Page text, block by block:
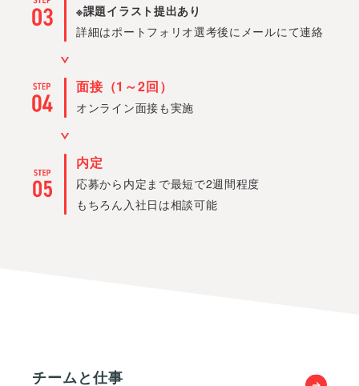
※課題イラスト提出あり
詳細はポートフォリオ選考後にメールにて連絡
面接（1～2回）
オンライン面接も実施
内定
応募から内定まで最短で2週間程度
もちろん入社日は相談可能
チームと仕事